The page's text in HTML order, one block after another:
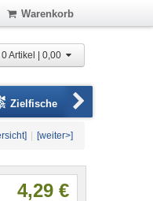
Warenkorb
0 Artikel | 0,00
Zielfische
[weiter>]
4,29 €